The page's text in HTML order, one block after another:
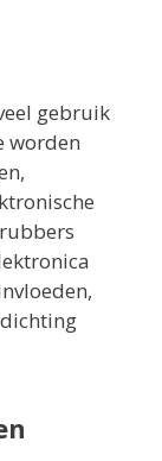
gebruik
worden